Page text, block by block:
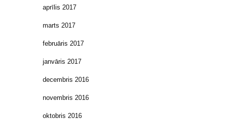
aprīlis 2017
marts 2017
februāris 2017
janvāris 2017
decembris 2016
novembris 2016
oktobris 2016